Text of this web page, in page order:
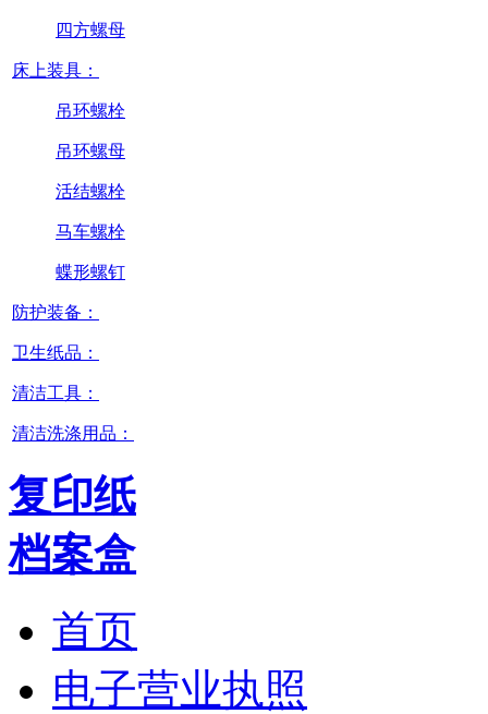
四方螺母
床上装具：
吊环螺栓
吊环螺母
活结螺栓
马车螺栓
蝶形螺钉
防护装备：
卫生纸品：
清洁工具：
清洁洗涤用品：
复印纸
档案盒
首页
电子营业执照